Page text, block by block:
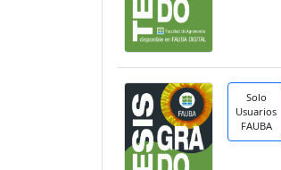
Solo
Usuarios
FAUBA